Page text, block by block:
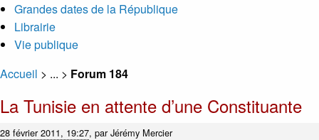
Grandes dates de la République
Librairie
Vie publique
Accueil > ... > Forum 184
La Tunisie en attente d’une Constituante
28 février 2011, 19:27, parJérémy Mercier